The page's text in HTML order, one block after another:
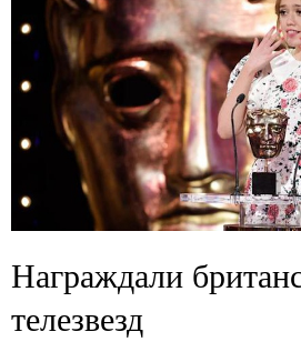
Награждали
телезвезд